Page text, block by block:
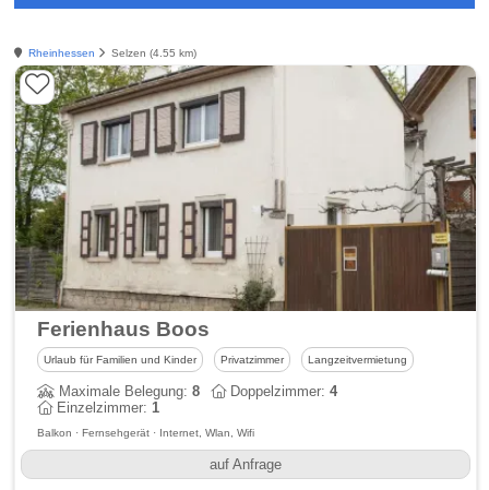
Rheinhessen Selzen (4.55 km)
Ferienhaus Boos
Urlaub für Familien und Kinder Privatzimmer Langzeitvermietung
Maximale Belegung:8 Doppelzimmer:4
Einzelzimmer:1
Balkon · Fernsehgerät · Internet, Wlan, Wifi
auf Anfrage